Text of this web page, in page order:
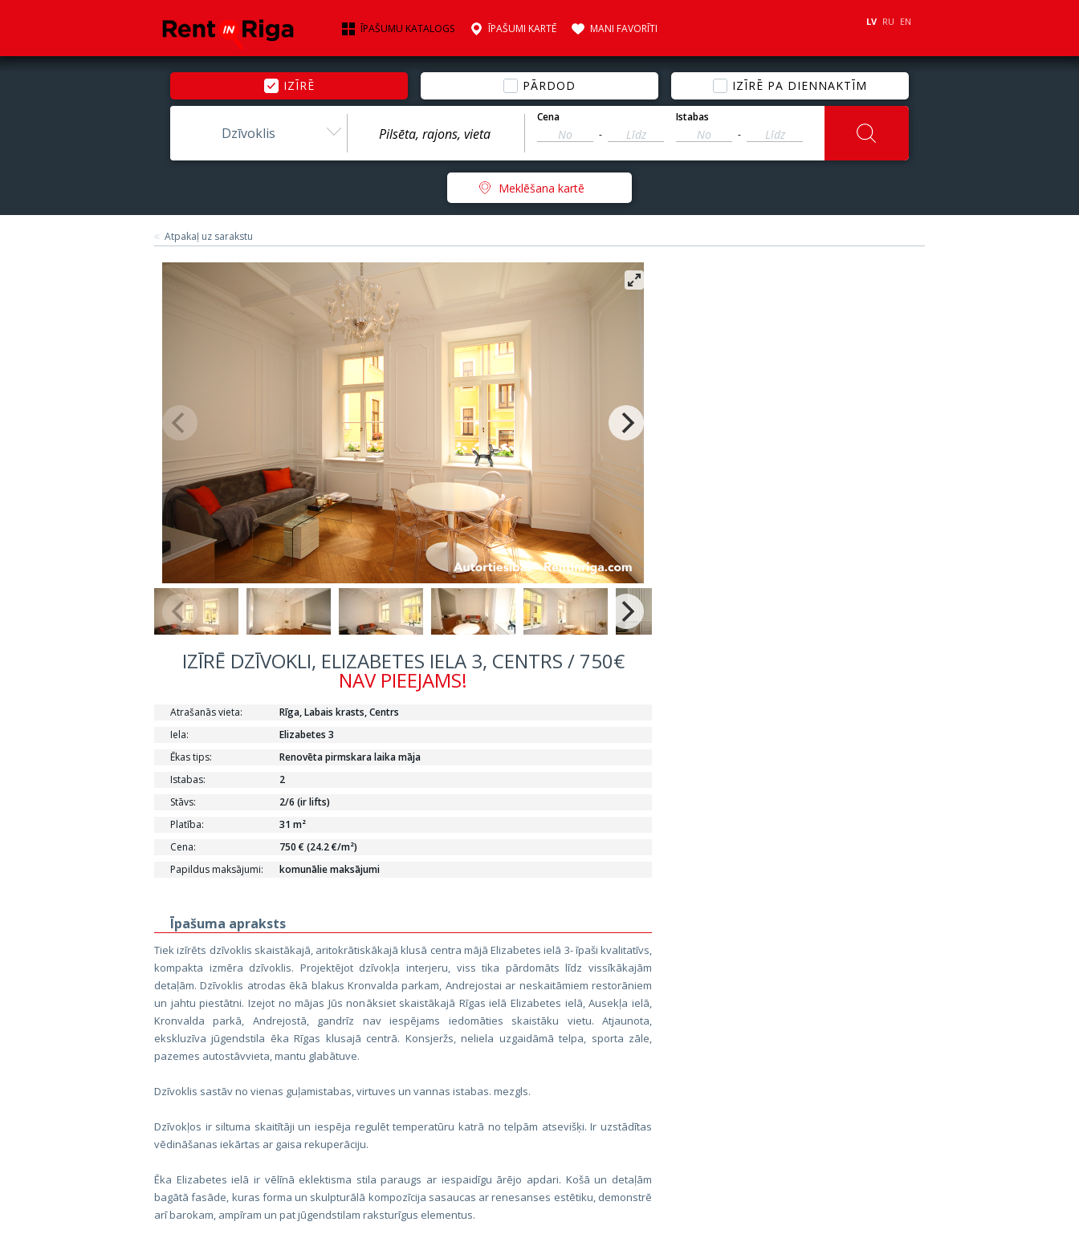
ĪPAŠUMU KATALOGS ĪPAŠUMI KARTĒ MANI FAVORĪTI
LV RU EN
IZĪRĒ PĀRDOD IZĪRĒ PA DIENNAKTĪM
Dzīvoklis
Cena
-
Istabas
-
Meklēšana kartē
Atpakaļ uz sarakstu
IZĪRĒ DZĪVOKLI, ELIZABETES IELA 3, CENTRS / 750€
NAV PIEEJAMS!
Atrašanās vieta:
Rīga, Labais krasts, Centrs
Iela:
Elizabetes 3
Ēkas tips:
Renovēta pirmskara laika māja
Istabas:
2
Stāvs:
2/6 (ir lifts)
Platība:
31 m²
Cena:
750 € (24.2 €/m²)
Papildus maksājumi:
komunālie maksājumi
Īpašuma apraksts
Tiek izīrēts dzīvoklis skaistākajā, aritokrātiskākajā klusā centra mājā Elizabetes ielā 3- īpaši kvalitatīvs,
kompakta izmēra dzīvoklis. Projektējot dzīvokļa interjeru, viss tika pārdomāts līdz vissīkākajām
detaļām. Dzīvoklis atrodas ēkā blakus Kronvalda parkam, Andrejostai ar neskaitāmiem restorāniem
un jahtu piestātni. Izejot no mājas Jūs nonāksiet skaistākajā Rīgas ielā Elizabetes ielā, Ausekļa ielā,
Kronvalda parkā, Andrejostā, gandrīz nav iespējams iedomāties skaistāku vietu. Atjaunota,
ekskluzīva jūgendstila ēka Rīgas klusajā centrā. Konsjeržs, neliela uzgaidāmā telpa, sporta zāle,
pazemes autostāvvieta, mantu glabātuve.
Dzīvoklis sastāv no vienas guļamistabas, virtuves un vannas istabas. mezgls.
Dzīvokļos ir siltuma skaitītāji un iespēja regulēt temperatūru katrā no telpām atsevišķi. Ir uzstādītas
vēdināšanas iekārtas ar gaisa rekuperāciju.
Ēka Elizabetes ielā ir vēlīnā eklektisma stila paraugs ar iespaidīgu ārējo apdari. Košā un detaļām
bagātā fasāde, kuras forma un skulpturālā kompozīcija sasaucas ar renesanses estētiku, demonstrē
arī barokam, ampīram un pat jūgendstilam raksturīgus elementus.